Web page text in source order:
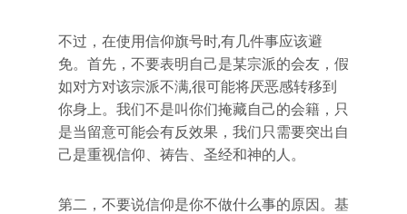
不过，在使用信仰旗号时,有几件事应该避
免。首先，不要表明自己是某宗派的会友，假
如对方对该宗派不满,很可能将厌恶感转移到
你身上。我们不是叫你们掩藏自己的会籍，只
是当留意可能会有反效果，我们只需要突出自
己是重视信仰、祷告、圣经和神的人。
第二，不要说信仰是你不做什么事的原因。基